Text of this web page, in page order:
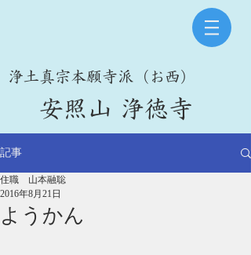
​浄土真宗本願寺派（お西）
​安照山 浄徳寺
記事
ようかん
住職 山本融聡
2016年8月21日